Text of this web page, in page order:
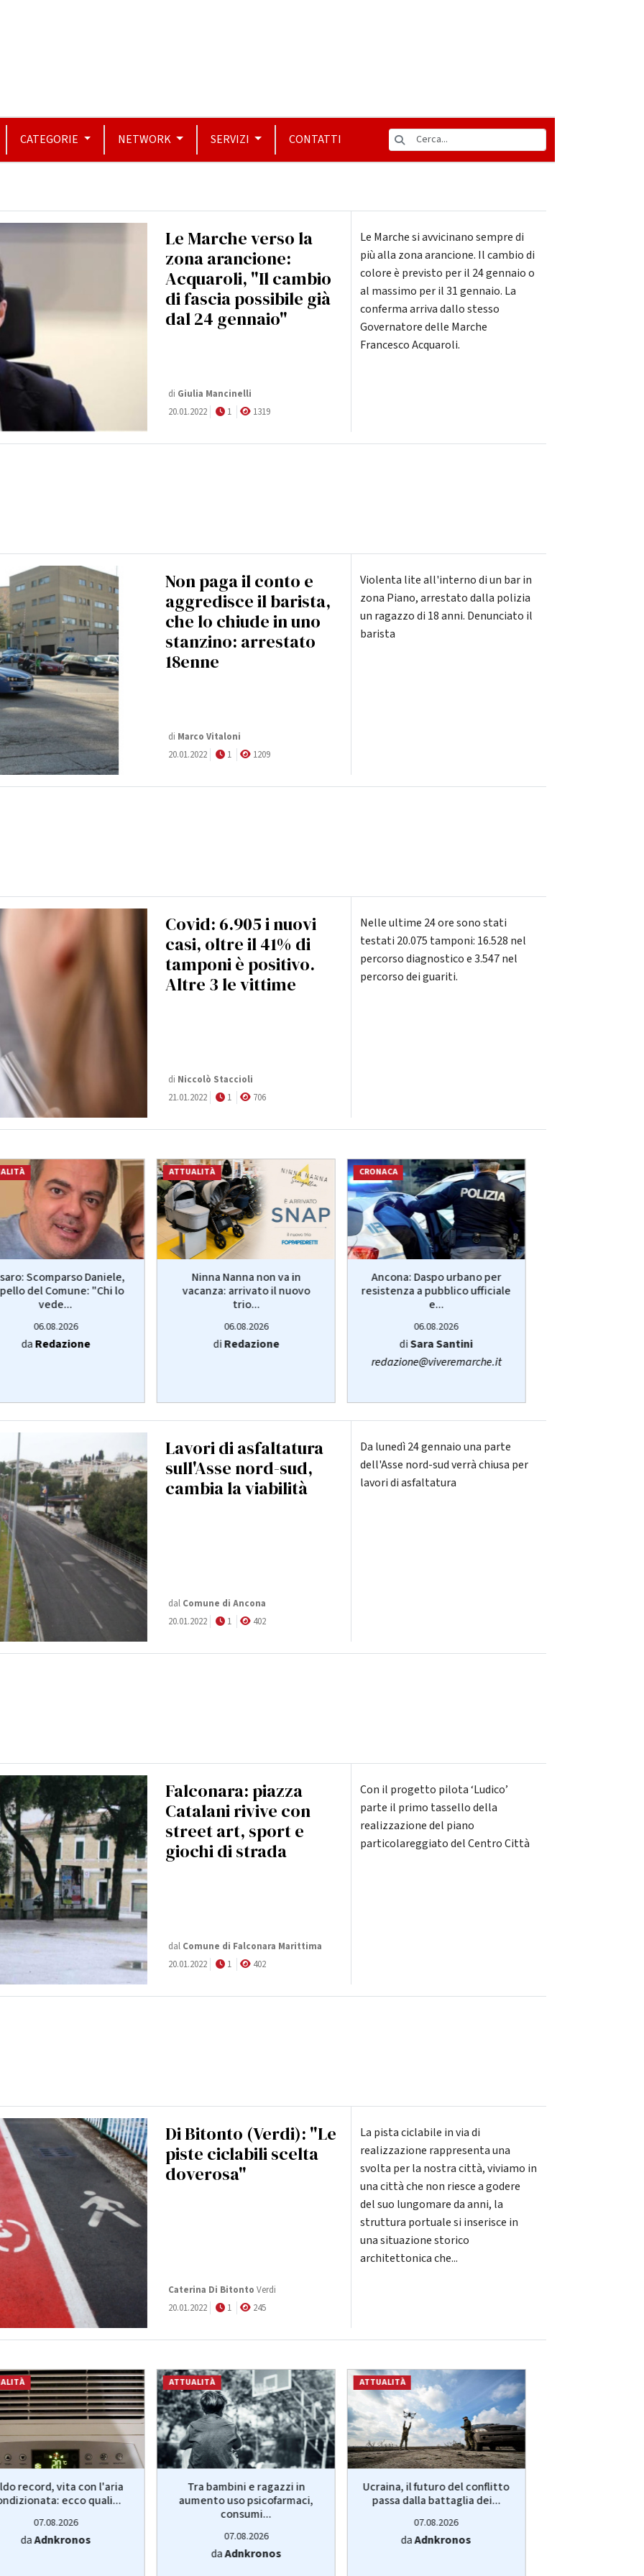
CATEGORIE NETWORK SERVIZI CONTATTI
Le Marche verso la
zona arancione:
Acquaroli, "Il cambio
di fascia possibile già
dal 24 gennaio"
di Giulia Mancinelli
20.01.2022
1 1319
Le Marche si avvicinano sempre di
più alla zona arancione. Il cambio di
colore è previsto per il 24 gennaio o
al massimo per il 31 gennaio. La
conferma arriva dallo stesso
Governatore delle Marche
Francesco Acquaroli.
Non paga il conto e
aggredisce il barista,
che lo chiude in uno
stanzino: arrestato
18enne
di Marco Vitaloni
20.01.2022
1 1209
Violenta lite all'interno di un bar in
zona Piano, arrestato dalla polizia
un ragazzo di 18 anni. Denunciato il
barista
Covid: 6.905 i nuovi
casi, oltre il 41% di
tamponi è positivo.
Altre 3 le vittime
di Niccolò Staccioli
21.01.2022
1 706
Nelle ultime 24 ore sono stati
testati 20.075 tamponi: 16.528 nel
percorso diagnostico e 3.547 nel
percorso dei guariti.
Scomparso Daniele,
del Comune: "Chi lo
vede...
06.08.2026
daRedazione
ATTUALITÀ
Ninna Nanna non va in
vacanza: arrivato il nuovo
trio...
06.08.2026
diRedazione
CRONACA
Ancona: Daspo urbano per
resistenza a pubblico ufficiale
e...
06.08.2026
diSara Santini
redazione@viveremarche.it
Lavori di asfaltatura
sull'Asse nord-sud,
cambia la viabilità
dal Comune di Ancona
20.01.2022
1 402
Da lunedì 24 gennaio una parte
dell'Asse nord-sud verrà chiusa per
lavori di asfaltatura
Falconara: piazza
Catalani rivive con
street art, sport e
giochi di strada
dal Comune di Falconara Marittima
20.01.2022
1 402
Con il progetto pilota ‘Ludico’
parte il primo tassello della
realizzazione del piano
particolareggiato del Centro Città
Di Bitonto (Verdi): "Le
piste ciclabili scelta
doverosa"
Caterina Di Bitonto Verdi
20.01.2022
1 245
La pista ciclabile in via di
realizzazione rappresenta una
svolta per la nostra città, viviamo in
una città che non riesce a godere
del suo lungomare da anni, la
struttura portuale si inserisce in
una situazione storico
architettonica che...
record, vita con l'aria
ecco quali...
07.08.2026
daAdnkronos
ATTUALITÀ
Tra bambini e ragazzi in
aumento uso psicofarmaci,
consumi...
07.08.2026
daAdnkronos
ATTUALITÀ
Ucraina, il futuro del conflitto
passa dalla battaglia dei...
07.08.2026
daAdnkronos